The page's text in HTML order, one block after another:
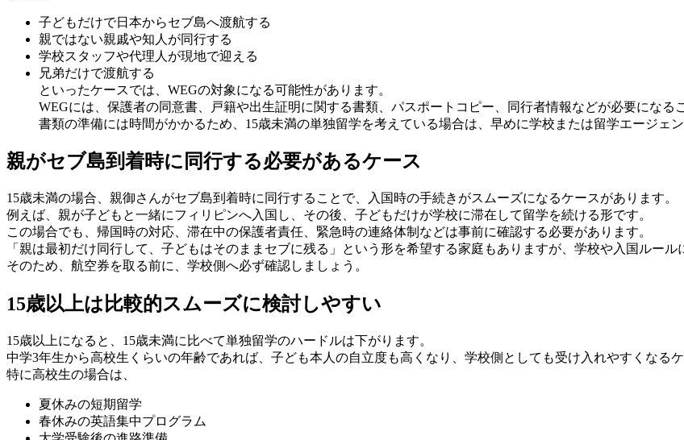
子どもだけで日本からセブ島へ渡航する
親ではない親戚や知人が同行する
学校スタッフや代理人が現地で迎える
兄弟だけで渡航する
といったケースでは、WEGの対象になる可能性があります。
WEGには、保護者の同意書、戸籍や出生証明に関する書類、パスポートコピー、同行者情報などが必要になる
書類の準備には時間がかかるため、15歳未満の単独留学を考えている場合は、早めに学校または留学エージェ
親がセブ島到着時に同行する必要があるケース
15歳未満の場合、親御さんがセブ島到着時に同行することで、入国時の手続きがスムーズになるケースがあります。
例えば、親が子どもと一緒にフィリピンへ入国し、その後、子どもだけが学校に滞在して留学を続ける形です。
この場合でも、帰国時の対応、滞在中の保護者責任、緊急時の連絡体制などは事前に確認する必要があります。
「親は最初だけ同行して、子どもはそのままセブに残る」という形を希望する家庭もありますが、学校や入国ルール
そのため、航空券を取る前に、学校側へ必ず確認しましょう。
15歳以上は比較的スムーズに検討しやすい
15歳以上になると、15歳未満に比べて単独留学のハードルは下がります。
中学3年生から高校生くらいの年齢であれば、子ども本人の自立度も高くなり、学校側としても受け入れやすくなるケ
特に高校生の場合は、
夏休みの短期留学
春休みの英語集中プログラム